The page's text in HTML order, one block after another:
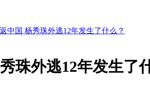
中国 杨秀珠外逃12年发生了什么？
珠外逃12年发生了